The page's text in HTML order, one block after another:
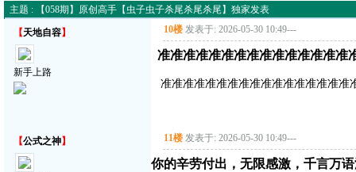
主题 : 【058期】原创高手【虫子虫子杀尾杀尾杀尾】独家发表
【天地自容】
新手上路
10楼 发表于: 2026-05-30 10:49---
准准准准准准准准准准准准准准准
准准准准准准准准准准准准准准准准准
【公式之神】 11楼 发表于: 2026-05-30 10:49---
你的辛劳付出，无限感激，千言万